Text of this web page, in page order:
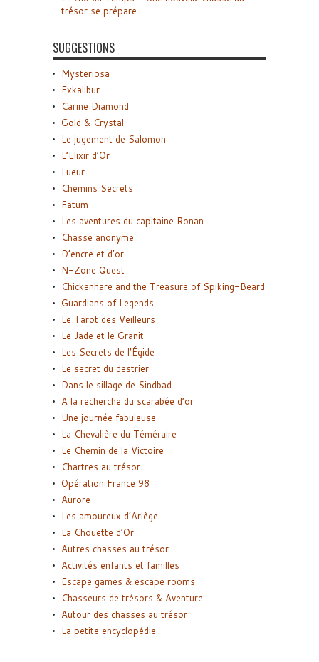
trésor se prépare
SUGGESTIONS
Mysteriosa
Exkalibur
Carine Diamond
Gold & Crystal
Le jugement de Salomon
L’Elixir d’Or
Lueur
Chemins Secrets
Fatum
Les aventures du capitaine Ronan
Chasse anonyme
D’encre et d’or
N-Zone Quest
Chickenhare and the Treasure of Spiking-Beard
Guardians of Legends
Le Tarot des Veilleurs
Le Jade et le Granit
Les Secrets de l’Égide
Le secret du destrier
Dans le sillage de Sindbad
A la recherche du scarabée d’or
Une journée fabuleuse
La Chevalière du Téméraire
Le Chemin de la Victoire
Chartres au trésor
Opération France 98
Aurore
Les amoureux d’Ariège
La Chouette d’Or
Autres chasses au trésor
Activités enfants et familles
Escape games & escape rooms
Chasseurs de trésors & Aventure
Autour des chasses au trésor
La petite encyclopédie